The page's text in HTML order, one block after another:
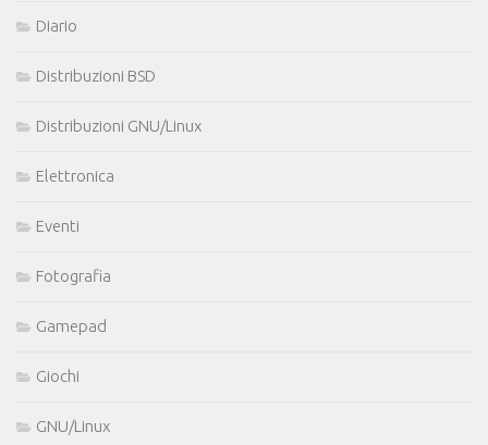
Diario
Distribuzioni BSD
Distribuzioni GNU/Linux
Elettronica
Eventi
Fotografia
Gamepad
Giochi
GNU/Linux